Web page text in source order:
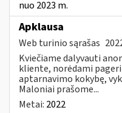
nuo 2023 m.
Apklausa
Web turinio sąrašas
Kviečiame dalyvauti
kliente, norėdami
aptarnavimo kokybę,
Maloniai prašome...
Metai: 2022